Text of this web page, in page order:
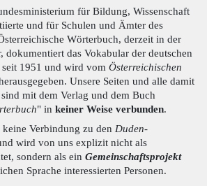
für Bildung, Wissenschaft
und für Schulen und Ämter des
Wörterbuch, derzeit in der
dokumentiert das Vokabular der deutschen
seit 1951 und wird vom Österreichischen
Unsere Seiten und alle damit
mit dem Verlag und dem Buch
" in keiner Weise verbunden.
keine Verbindung zu den Duden-
wird von uns explizit nicht als
sondern als ein Gemeinschaftsprojekt
Sprache interessierten Personen.